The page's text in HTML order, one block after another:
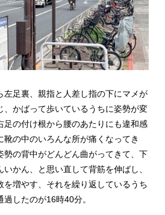
左足裏、親指と人差し指の下にマメが
、かばって歩いているうちに姿勢が変
足の付け根から腰のあたりにも違和感
の中のいろんな所が痛くなってき
勢の背中がどんどん曲がってきて、下
かん、と思い直して背筋を伸ばし、
を増やす、それを繰り返しているうち
したのが16時40分。